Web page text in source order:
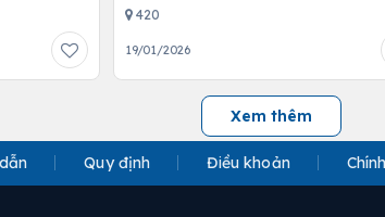
420
19/01/2026
Xem thêm
Quy định Điều khoản